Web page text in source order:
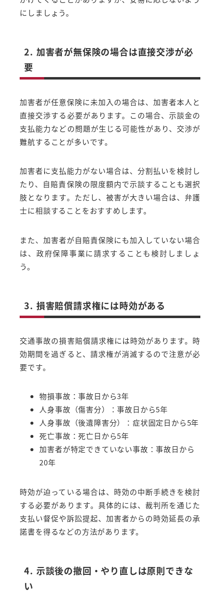
にしましょう。
2. 加害者が無保険の場合は直接交渉が必
要
加害者が任意保険に未加入の場合は、加害者本人と
直接交渉する必要があります。この場合、示談金の
支払能力などの問題が生じる可能性があり、交渉が
難航することが多いです。
加害者に支払能力がない場合は、分割払いを検討し
たり、自賠責保険の限度額内で示談することも選択
肢となります。ただし、被害が大きい場合は、弁護
士に相談することをおすすめします。
また、加害者が自賠責保険にも加入していない場合
は、政府保障事業に請求することも検討しましょ
う。
3. 損害賠償請求権には時効がある
交通事故の損害賠償請求権には時効があります。時
効期間を過ぎると、請求権が消滅するので注意が必
要です。
物損事故：事故日から3年
人身事故（傷害分）：事故日から5年
人身事故（後遺障害分）：症状固定日から5年
死亡事故：死亡日から5年
加害者が特定できていない事故：事故日から
20年
時効が迫っている場合は、時効の中断手続きを検討
する必要があります。具体的には、裁判所を通じた
支払い督促や訴訟提起、加害者からの時効延長の承
諾書を得るなどの方法があります。
4. 示談後の撤回・やり直しは原則できな
い